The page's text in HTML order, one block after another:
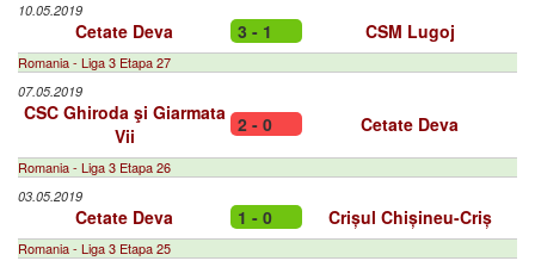
10.05.2019
Cetate Deva 3 - 1 CSM Lugoj
Romania - Liga 3 Etapa 27
07.05.2019
CSC Ghiroda şi Giarmata
Vii
2 - 0 Cetate Deva
Romania - Liga 3 Etapa 26
03.05.2019
Cetate Deva 1 - 0 Crișul Chișineu-Criș
Romania - Liga 3 Etapa 25